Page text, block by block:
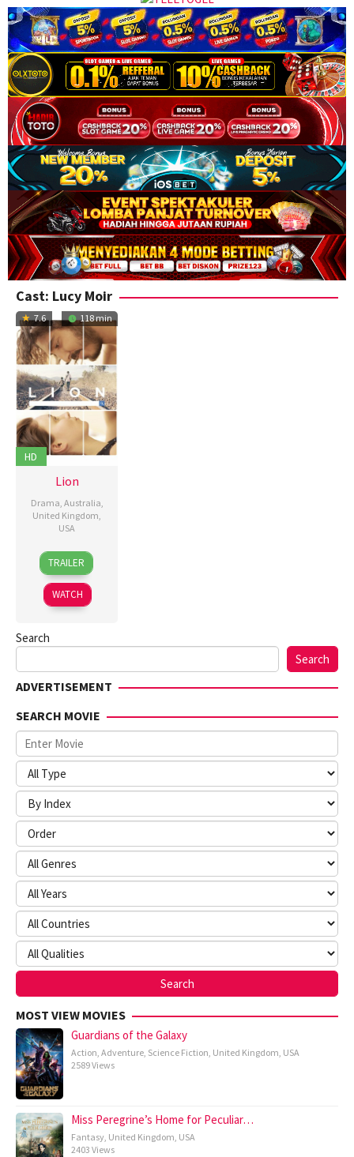
Cast: Lucy Moir
7.6 118 min
HD
Lion
Drama, Australia,
United Kingdom,
USA
24
Nov
2016
Garth
Davis
Guy
Strachan
TRAILER
WATCH
Search
Search
ADVERTISEMENT
SEARCH MOVIE
MOST VIEW MOVIES
Guardians of the Galaxy
Action, Adventure, Science Fiction, United Kingdom, USA
2589 Views
Miss Peregrine’s Home for Peculiar…
Fantasy, United Kingdom, USA
2403 Views